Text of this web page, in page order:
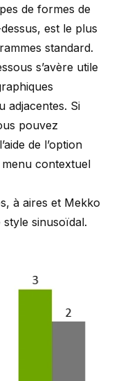
de formes de
est le plus
standard.
s’avère utile
adjacentes. Si
pouvez
de l’option
contextuel
à aires et Mekko
sinusoïdal.